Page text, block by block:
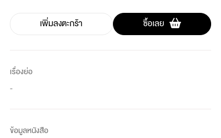
เพิ่มลงตะกร้า ซื้อเลย
เรื่องย่อ
-
ข้อมูลหนังสือ